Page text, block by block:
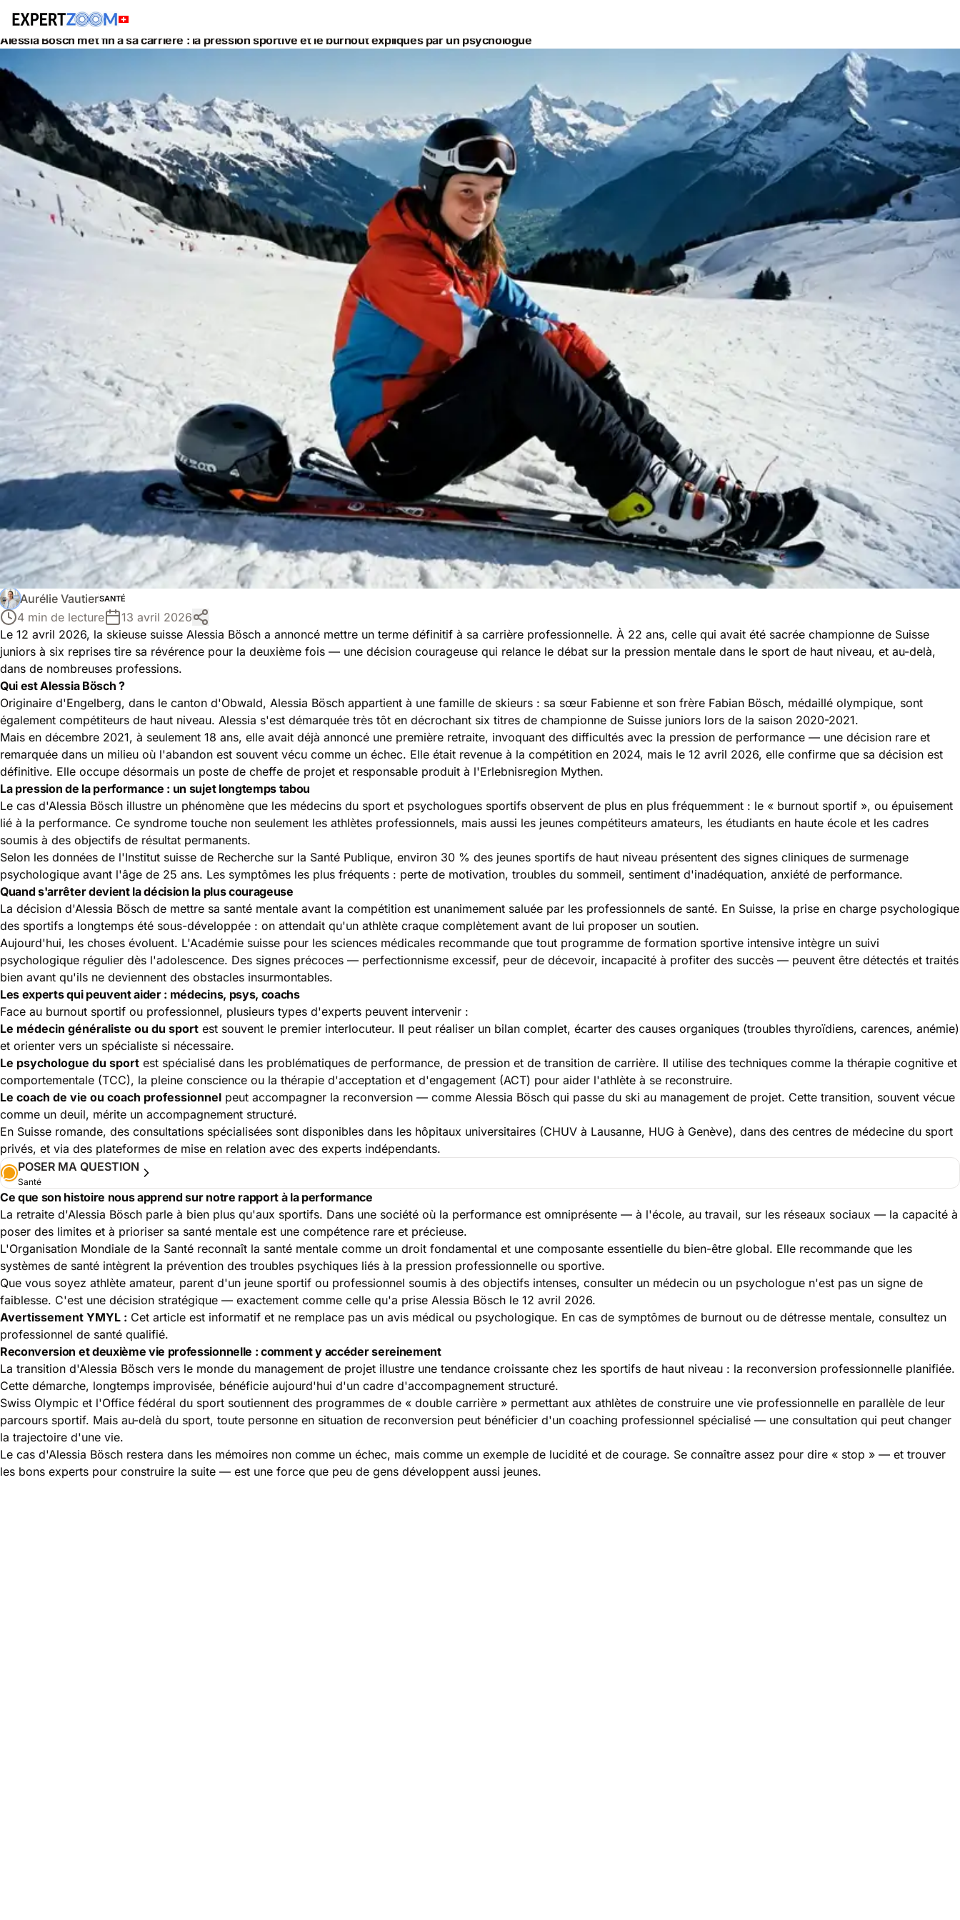
Actualités Santé
Alessia Bösch met fin à sa carrière : la pression sportive et le burnout expliqués par un psychologue
Aurélie VautierSANTÉ
4 min de lecture
13 avril 2026
Le 12 avril 2026, la skieuse suisse Alessia Bösch a annoncé mettre un terme définitif à sa carrière professionnelle. À 22 ans, celle qui avait été sacrée championne de Suisse
juniors à six reprises tire sa révérence pour la deuxième fois — une décision courageuse qui relance le débat sur la pression mentale dans le sport de haut niveau, et au-delà,
dans de nombreuses professions.
Qui est Alessia Bösch ?
Originaire d'Engelberg, dans le canton d'Obwald, Alessia Bösch appartient à une famille de skieurs : sa sœur Fabienne et son frère Fabian Bösch, médaillé olympique, sont
également compétiteurs de haut niveau. Alessia s'est démarquée très tôt en décrochant six titres de championne de Suisse juniors lors de la saison 2020-2021.
Mais en décembre 2021, à seulement 18 ans, elle avait déjà annoncé une première retraite, invoquant des difficultés avec la pression de performance — une décision rare et
remarquée dans un milieu où l'abandon est souvent vécu comme un échec. Elle était revenue à la compétition en 2024, mais le 12 avril 2026, elle confirme que sa décision est
définitive. Elle occupe désormais un poste de cheffe de projet et responsable produit à l'Erlebnisregion Mythen.
La pression de la performance : un sujet longtemps tabou
Le cas d'Alessia Bösch illustre un phénomène que les médecins du sport et psychologues sportifs observent de plus en plus fréquemment : le « burnout sportif », ou épuisement
lié à la performance. Ce syndrome touche non seulement les athlètes professionnels, mais aussi les jeunes compétiteurs amateurs, les étudiants en haute école et les cadres
soumis à des objectifs de résultat permanents.
Selon les données de l'Institut suisse de Recherche sur la Santé Publique, environ 30 % des jeunes sportifs de haut niveau présentent des signes cliniques de surmenage
psychologique avant l'âge de 25 ans. Les symptômes les plus fréquents : perte de motivation, troubles du sommeil, sentiment d'inadéquation, anxiété de performance.
Quand s'arrêter devient la décision la plus courageuse
La décision d'Alessia Bösch de mettre sa santé mentale avant la compétition est unanimement saluée par les professionnels de santé. En Suisse, la prise en charge psychologique
des sportifs a longtemps été sous-développée : on attendait qu'un athlète craque complètement avant de lui proposer un soutien.
Aujourd'hui, les choses évoluent. L'Académie suisse pour les sciences médicales recommande que tout programme de formation sportive intensive intègre un suivi
psychologique régulier dès l'adolescence. Des signes précoces — perfectionnisme excessif, peur de décevoir, incapacité à profiter des succès — peuvent être détectés et traités
bien avant qu'ils ne deviennent des obstacles insurmontables.
Les experts qui peuvent aider : médecins, psys, coachs
Face au burnout sportif ou professionnel, plusieurs types d'experts peuvent intervenir :
Le médecin généraliste ou du sport est souvent le premier interlocuteur. Il peut réaliser un bilan complet, écarter des causes organiques (troubles thyroïdiens, carences, anémie)
et orienter vers un spécialiste si nécessaire.
Le psychologue du sport est spécialisé dans les problématiques de performance, de pression et de transition de carrière. Il utilise des techniques comme la thérapie cognitive et
comportementale (TCC), la pleine conscience ou la thérapie d'acceptation et d'engagement (ACT) pour aider l'athlète à se reconstruire.
Le coach de vie ou coach professionnel peut accompagner la reconversion — comme Alessia Bösch qui passe du ski au management de projet. Cette transition, souvent vécue
comme un deuil, mérite un accompagnement structuré.
En Suisse romande, des consultations spécialisées sont disponibles dans les hôpitaux universitaires (CHUV à Lausanne, HUG à Genève), dans des centres de médecine du sport
privés, et via des plateformes de mise en relation avec des experts indépendants.
POSER MA QUESTION
Santé
Ce que son histoire nous apprend sur notre rapport à la performance
La retraite d'Alessia Bösch parle à bien plus qu'aux sportifs. Dans une société où la performance est omniprésente — à l'école, au travail, sur les réseaux sociaux — la capacité à
poser des limites et à prioriser sa santé mentale est une compétence rare et précieuse.
L'Organisation Mondiale de la Santé reconnaît la santé mentale comme un droit fondamental et une composante essentielle du bien-être global. Elle recommande que les
systèmes de santé intègrent la prévention des troubles psychiques liés à la pression professionnelle ou sportive.
Que vous soyez athlète amateur, parent d'un jeune sportif ou professionnel soumis à des objectifs intenses, consulter un médecin ou un psychologue n'est pas un signe de
faiblesse. C'est une décision stratégique — exactement comme celle qu'a prise Alessia Bösch le 12 avril 2026.
Avertissement YMYL : Cet article est informatif et ne remplace pas un avis médical ou psychologique. En cas de symptômes de burnout ou de détresse mentale, consultez un
professionnel de santé qualifié.
Reconversion et deuxième vie professionnelle : comment y accéder sereinement
La transition d'Alessia Bösch vers le monde du management de projet illustre une tendance croissante chez les sportifs de haut niveau : la reconversion professionnelle planifiée.
Cette démarche, longtemps improvisée, bénéficie aujourd'hui d'un cadre d'accompagnement structuré.
Swiss Olympic et l'Office fédéral du sport soutiennent des programmes de « double carrière » permettant aux athlètes de construire une vie professionnelle en parallèle de leur
parcours sportif. Mais au-delà du sport, toute personne en situation de reconversion peut bénéficier d'un coaching professionnel spécialisé — une consultation qui peut changer
la trajectoire d'une vie.
Le cas d'Alessia Bösch restera dans les mémoires non comme un échec, mais comme un exemple de lucidité et de courage. Se connaître assez pour dire « stop » — et trouver
les bons experts pour construire la suite — est une force que peu de gens développent aussi jeunes.